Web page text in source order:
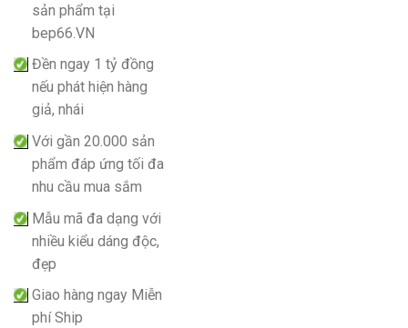
sản phẩm tại
bep66.VN
Đền ngay 1 tỷ đồng
nếu phát hiện hàng
giả, nhái
Với gần 20.000 sản
phẩm đáp ứng tối đa
nhu cầu mua sắm
Mẫu mã đa dạng với
nhiều kiểu dáng độc,
đẹp
Giao hàng ngay Miễn
phí Ship